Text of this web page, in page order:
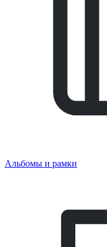
Альбомы и рамки